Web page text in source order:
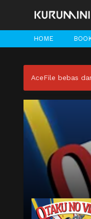
HOME
AceFile bebas